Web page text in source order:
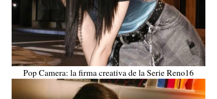
Pop Camera: la firma creativa de la Serie Reno16